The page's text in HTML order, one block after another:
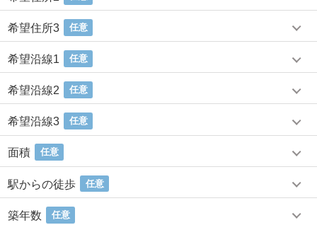
希望住所3 任意
希望沿線1 任意
希望沿線2 任意
希望沿線3 任意
面積 任意
駅からの徒歩 任意
築年数 任意